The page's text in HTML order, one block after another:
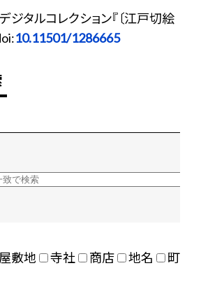
タルコレクション『〔江戸切絵
10.11501/1286665
屋敷地 寺社 商店 地名
町村